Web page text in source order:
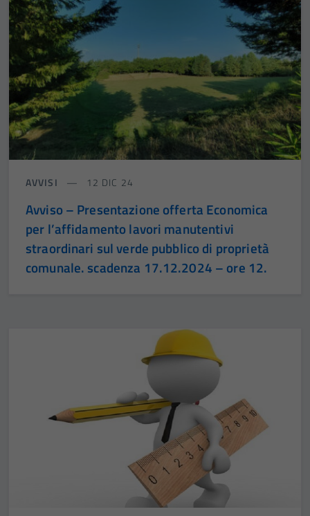
AVVISI 12 DIC 24
Avviso – Presentazione offerta Economica
per l’affidamento lavori manutentivi
straordinari sul verde pubblico di proprietà
comunale. scadenza 17.12.2024 – ore 12.